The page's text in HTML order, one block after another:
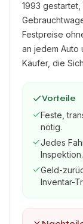
1993
Festpreise
an jedem Auto
Käufer, die
Vorteile
Feste,
nötig.
Jedes
Inspektion.
Geld-
Inventar-